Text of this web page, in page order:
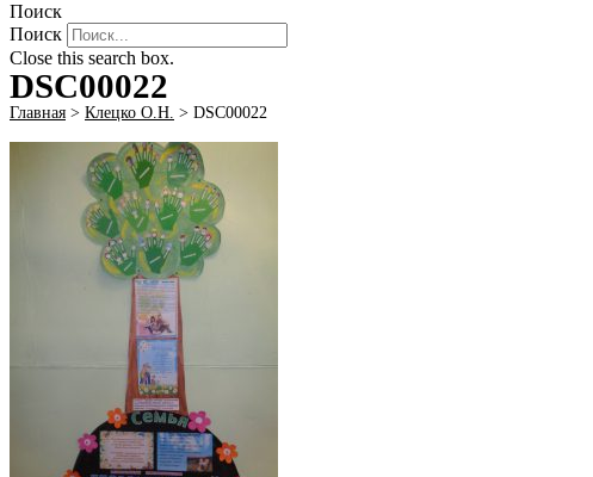
Поиск
Поиск
Close this search box.
DSC00022
Главная > Клецко О.Н. > DSC00022